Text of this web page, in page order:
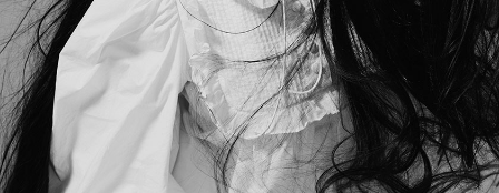
#エンタメ業界のちょっといい話
#サステナブルな取り組み #スタッフが語る